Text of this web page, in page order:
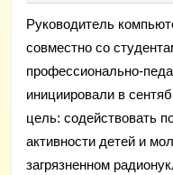
Руководитель
совместно со
профессионально-
инициировали в
цель: содействовать
активности детей и
загрязненном